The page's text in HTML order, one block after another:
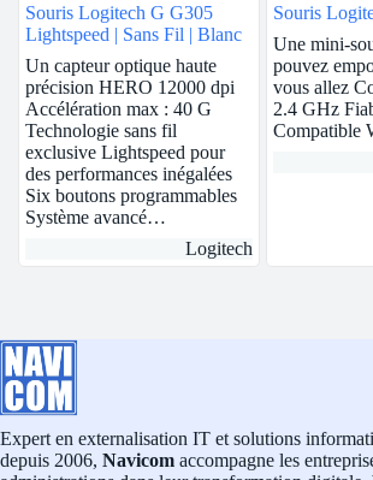
Souris Logitech G G305
Lightspeed | Sans Fil | Blanc
Un capteur optique haute
précision HERO 12000 dpi
Accélération max : 40 G
Technologie sans fil
exclusive Lightspeed pour
des performances inégalées
Six boutons programmables
Système avancé…
Logitech
Souris
Une mini-
pouvez
vous allez
2.4 GHz
Compatible
Expert en externalisation IT et solutions
depuis 2006, Navicom accompagne les